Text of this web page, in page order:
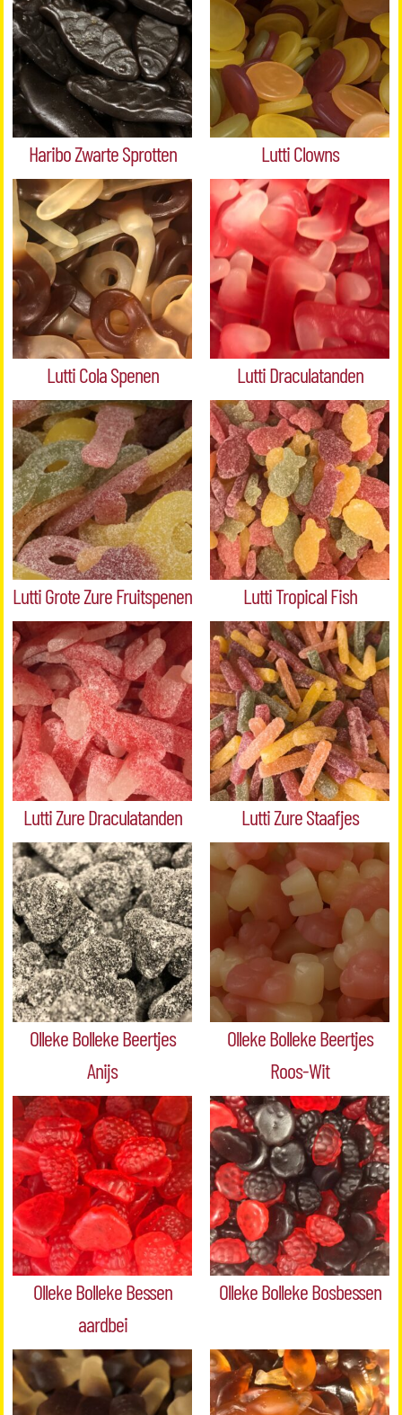
Haribo Zwarte Sprotten Lutti Clowns
Lutti Cola Spenen Lutti Draculatanden
Lutti Grote Zure Fruitspenen Lutti Tropical Fish
Lutti Zure Draculatanden Lutti Zure Staafjes
Olleke Bolleke Beertjes
Anijs
Olleke Bolleke Beertjes
Roos-Wit
Olleke Bolleke Bessen
aardbei
Olleke Bolleke Bosbessen